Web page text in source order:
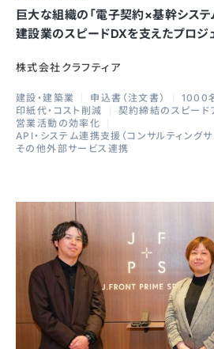
巨大な組織の「電子契約×基幹システ
建設業のスピードDXを支えたプロジ
株式会社クラフティア
建設・建築業 申込書（注文書） 1000
印紙代・コスト削減
契約締結のスピード
営業活動の効率化
API・システム連携支援（コンサルティングサ
その他外部サービス連携